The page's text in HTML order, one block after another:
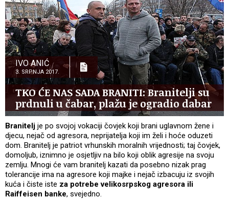
IVO ANIĆ
3. SRPNJA 2017.
TKO ĆE NAS SADA BRANITI: Branitelji su
prdnuli u čabar, plažu je ogradio dabar
Branitelj je po svojoj vokaciji čovjek koji brani uglavnom žene i
djecu, nejač od agresora, neprijatelja koji im želi i hoće oduzeti
dom. Branitelj je patriot vrhunskih moralnih vrijednosti; taj čovjek,
domoljub, iznimno je osjetljiv na bilo koji oblik agresije na svoju
zemlju. Mnogi će vam branitelj kazati da posebno nizak prag
tolerancije ima na agresore koji majke i nejač izbacuju iz svojih
kuća i čiste iste za potrebe velikosrpskog agresora ili
Raiffeisen banke, svejedno.